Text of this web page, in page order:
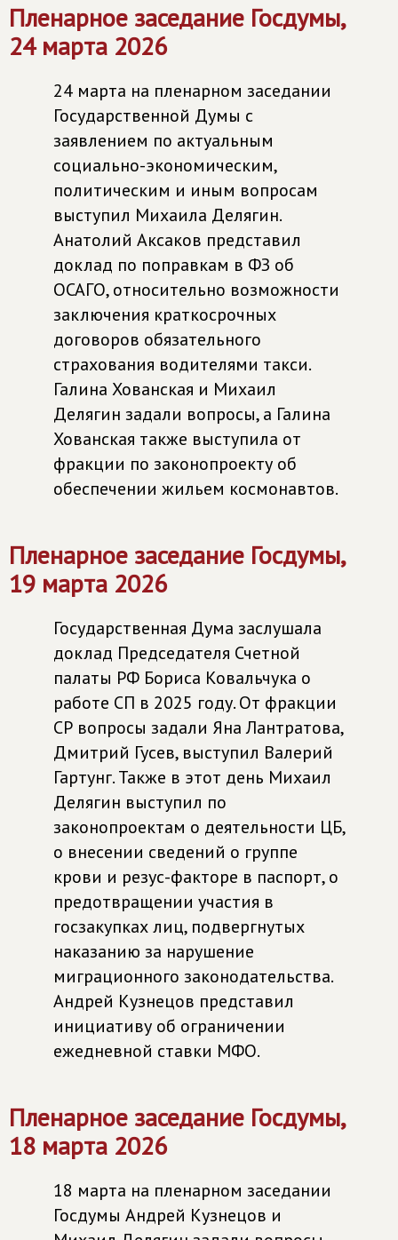
Пленарное заседание Госдумы,
24 марта 2026
24 марта на пленарном заседании
Государственной Думы с
заявлением по актуальным
социально-экономическим,
политическим и иным вопросам
выступил Михаила Делягин.
Анатолий Аксаков представил
доклад по поправкам в ФЗ об
ОСАГО, относительно возможности
заключения краткосрочных
договоров обязательного
страхования водителями такси.
Галина Хованская и Михаил
Делягин задали вопросы, а Галина
Хованская также выступила от
фракции по законопроекту об
обеспечении жильем космонавтов.
Пленарное заседание Госдумы,
19 марта 2026
Государственная Дума заслушала
доклад Председателя Счетной
палаты РФ Бориса Ковальчука о
работе СП в 2025 году. От фракции
СР вопросы задали Яна Лантратова,
Дмитрий Гусев, выступил Валерий
Гартунг. Также в этот день Михаил
Делягин выступил по
законопроектам о деятельности ЦБ,
о внесении сведений о группе
крови и резус-факторе в паспорт, о
предотвращении участия в
госзакупках лиц, подвергнутых
наказанию за нарушение
миграционного законодательства.
Андрей Кузнецов представил
инициативу об ограничении
ежедневной ставки МФО.
Пленарное заседание Госдумы,
18 марта 2026
18 марта на пленарном заседании
Госдумы Андрей Кузнецов и